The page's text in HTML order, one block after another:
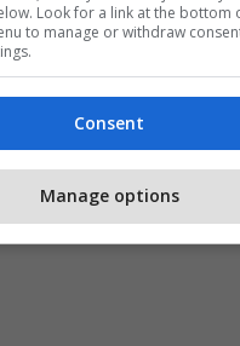
Look for a link at the bottom
to manage or withdraw
Consent
Manage options